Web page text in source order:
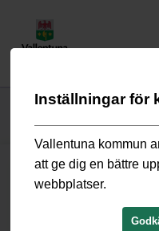
Start/Kultur och fritid/
Nyheter fritid
Inställningar för
Vallentuna kommun
att ge dig en bättre
webbplatser.